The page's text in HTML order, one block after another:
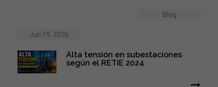
Blog
Jun 19, 2026
Alta tensión en subestaciones
según el RETIE 2024